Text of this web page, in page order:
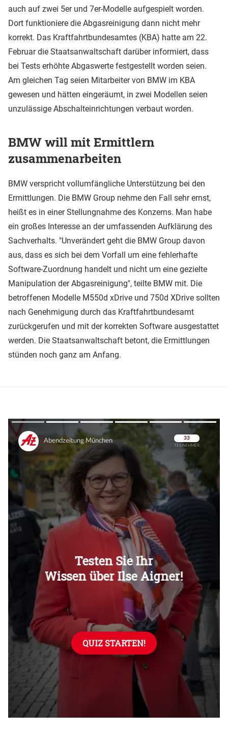
auch auf zwei 5er und 7er-Modelle aufgespielt worden.
Dort funktioniere die Abgasreinigung dann nicht mehr
korrekt. Das Kraftfahrtbundesamtes (KBA) hatte am 22.
Februar die Staatsanwaltschaft darüber informiert, dass
bei Tests erhöhte Abgaswerte festgestellt worden seien.
Am gleichen Tag seien Mitarbeiter von BMW im KBA
gewesen und hätten eingeräumt, in zwei Modellen seien
unzulässige Abschalteinrichtungen verbaut worden.
BMW will mit Ermittlern
zusammenarbeiten
BMW verspricht vollumfängliche Unterstützung bei den
Ermittlungen. Die BMW Group nehme den Fall sehr ernst,
heißt es in einer Stellungnahme des Konzerns. Man habe
ein großes Interesse an der umfassenden Aufklärung des
Sachverhalts. "Unverändert geht die BMW Group davon
aus, dass es sich bei dem Vorfall um eine fehlerhafte
Software-Zuordnung handelt und nicht um eine gezielte
Manipulation der Abgasreinigung", teilte BMW mit. Die
betroffenen Modelle M550d xDrive und 750d XDrive sollten
nach Genehmigung durch das Kraftfahrtbundesamt
zurückgerufen und mit der korrekten Software ausgestattet
werden. Die Staatsanwaltschaft betont, die Ermittlungen
stünden noch ganz am Anfang.
Überspringen
Überspringen